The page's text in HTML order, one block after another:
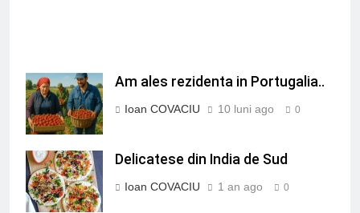
Am ales rezidenta in Portugalia..
Ioan COVACIU 10 luni ago 0
Delicatese din India de Sud
Ioan COVACIU 1 an ago 0